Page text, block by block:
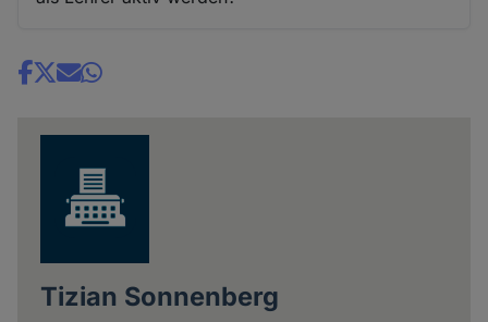
Share
Tizian Sonnenberg